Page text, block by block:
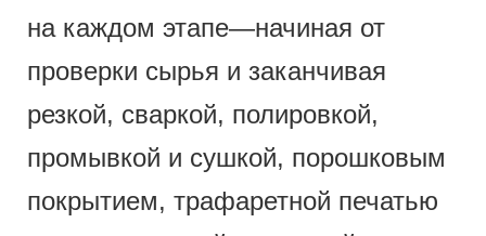
на каждом этапе—начиная от
проверки сырья и заканчивая
резкой, сваркой, полировкой,
промывкой и сушкой, порошковым
покрытием, трафаретной печатью